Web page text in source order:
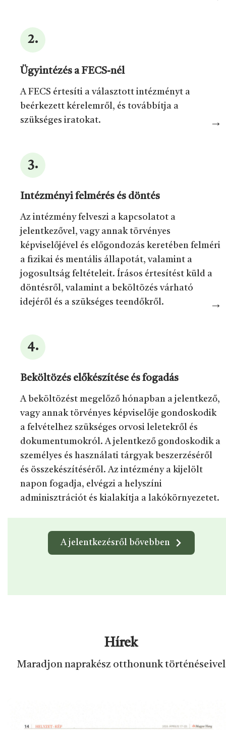
Ügyintézés a FECS-nél
A FECS értesíti a választott intézményt a
beérkezett kérelemről, és továbbítja a
szükséges iratokat.
Intézményi felmérés és döntés
Az intézmény felveszi a kapcsolatot a
jelentkezővel, vagy annak törvényes
képviselőjével és előgondozás keretében felméri
a fizikai és mentális állapotát, valamint a
jogosultság feltételeit. Írásos értesítést küld a
döntésről, valamint a beköltözés várható
idejéről és a szükséges teendőkről.
Beköltözés előkészítése és fogadás
A beköltözést megelőző hónapban a jelentkező,
vagy annak törvényes képviselője gondoskodik
a felvételhez szükséges orvosi leletekről és
dokumentumokról. A jelentkező gondoskodik a
személyes és használati tárgyak beszerzéséről
és összekészítéséről. Az intézmény a kijelölt
napon fogadja, elvégzi a helyszíni
adminisztrációt és kialakítja a lakókörnyezetet.
A jelentkezésről bővebben
Hírek
Maradjon naprakész otthonunk történéseivel